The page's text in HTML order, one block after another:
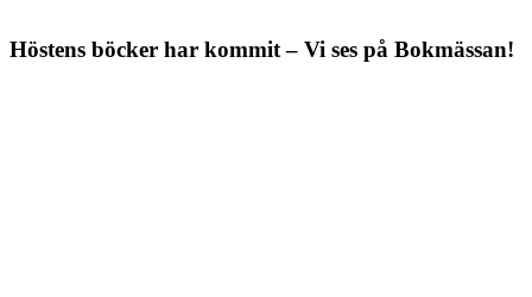
Höstens böcker har kommit – Vi ses på Bokmässan!